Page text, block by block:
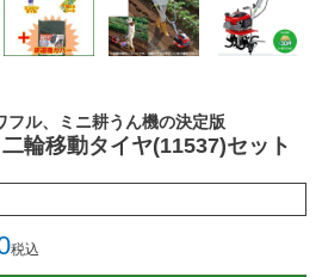
フル、ミニ耕うん機の決定版
輪移動タイヤ(11537)セット
税込